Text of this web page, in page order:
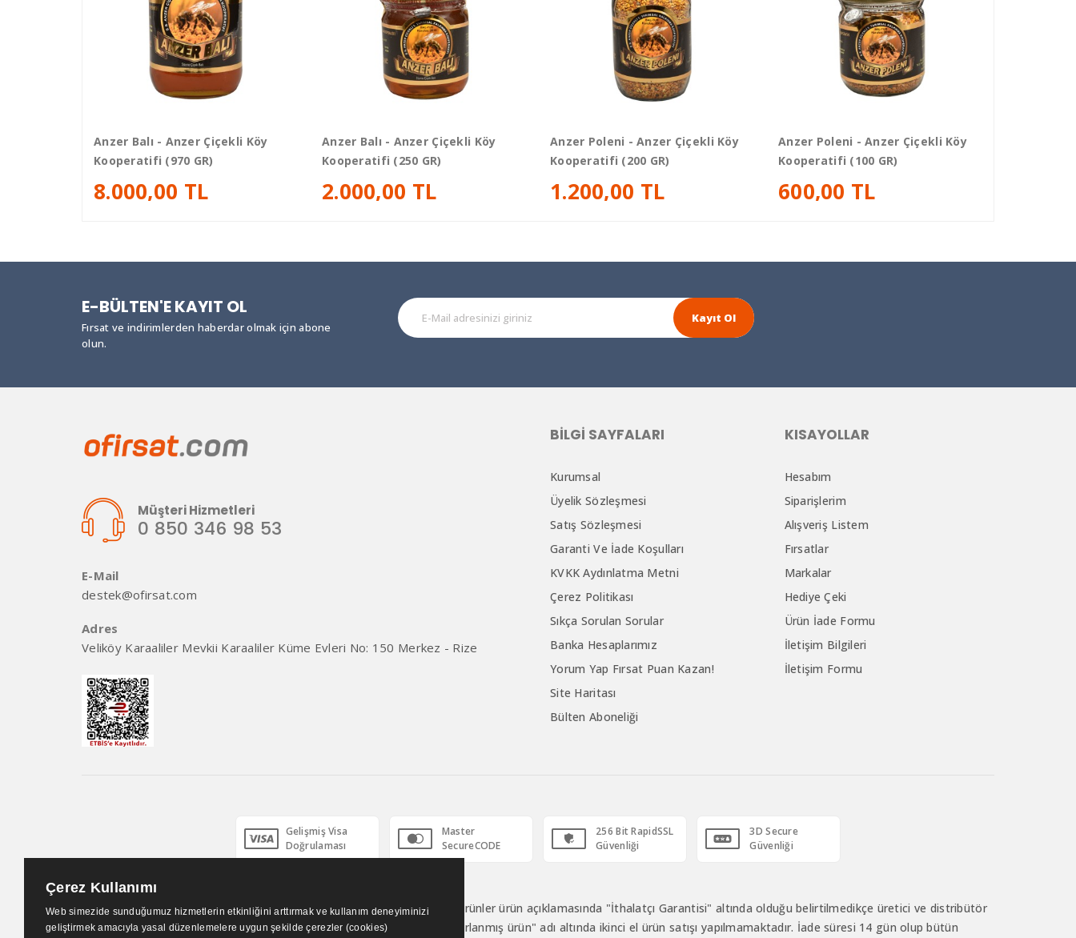
Anzer Balı - Anzer Çiçekli Köy
Kooperatifi (970 GR)
8.000,00 TL
Anzer Balı - Anzer Çiçekli Köy
Kooperatifi (250 GR)
2.000,00 TL
Anzer Poleni - Anzer Çiçekli Köy
Kooperatifi (200 GR)
1.200,00 TL
Anzer Poleni - Anzer Çiçekli Köy
Kooperatifi (100 GR)
600,00 TL
E-BÜLTEN'E KAYIT OL
Fırsat ve indirimlerden haberdar olmak için abone
olun.
Kayıt Ol
Müşteri Hizmetleri
0 850 346 98 53
E-Mail
destek@ofirsat.com
Adres
Veliköy Karaaliler Mevkii Karaaliler Küme Evleri No: 150 Merkez - Rize
BILGI SAYFALARI
Kurumsal
Üyelik Sözleşmesi
Satış Sözleşmesi
Garanti Ve İade Koşulları
KVKK Aydınlatma Metni
Çerez Politikası
Sıkça Sorulan Sorular
Banka Hesaplarımız
Yorum Yap Fırsat Puan Kazan!
Site Haritası
Bülten Aboneliği
KISAYOLLAR
Hesabım
Siparişlerim
Alışveriş Listem
Fırsatlar
Markalar
Hediye Çeki
Ürün İade Formu
İletişim Bilgileri
İletişim Formu
Gelişmiş Visa
Doğrulaması
Master
SecureCODE
256 Bit RapidSSL
Güvenliği
3D Secure
Güvenliği
Web sitemizde sadece orjinal ürünlerin satışı yapılmakta olup bütün ürünler ürün açıklamasında "İthalatçı Garantisi" altında olduğu belirtilmedikçe üretici ve distribütör
garantisi altındadır. Kesinlikle garantisiz, taklit, ikinci el veya "sıfırlanmış ürün" adı altında ikinci el ürün satışı yapılmamaktadır. İade süresi 14 gün olup bütün
Çerez Kullanımı
Web simezide sunduğumuz hizmetlerin etkinliğini arttırmak ve kullanım deneyiminizi
geliştirmek amacıyla yasal düzenlemelere uygun şekilde çerezler (cookies)